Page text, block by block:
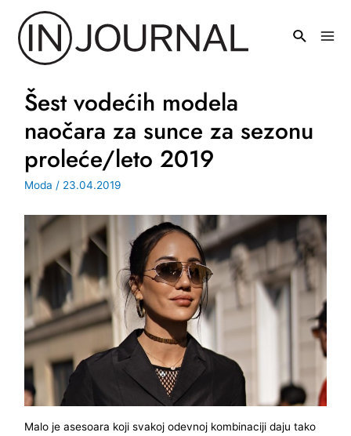
sadržaj
Šest vodećih modela
naočara za sunce za sezonu
proleće/leto 2019
Moda / 23.04.2019
Malo je asesoara koji svakoj odevnoj kombinaciji daju tako